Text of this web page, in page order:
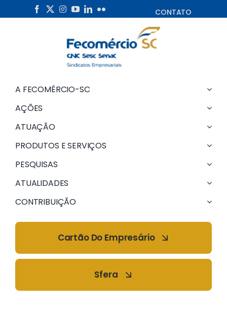
to
CONTATO
A FECOMÉRCIO-SC
AÇÕES
ATUAÇÃO
PRODUTOS E SERVIÇOS
PESQUISAS
ATUALIDADES
CONTRIBUIÇÃO
Cartão Do Empresário
Sfera